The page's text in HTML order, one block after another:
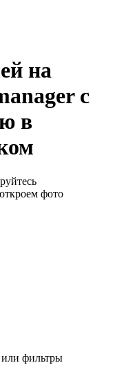
на
с
в
фото
фильтры